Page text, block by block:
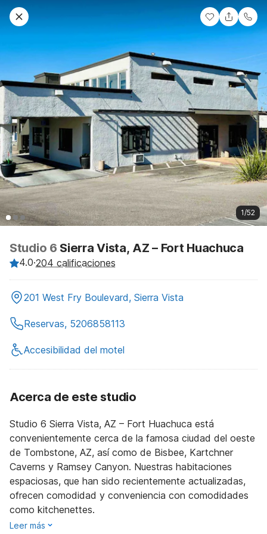
1/52
Studio 6 Sierra Vista, AZ – Fort Huachuca
4.0·204 calificaciones
201 West Fry Boulevard, Sierra Vista
Reservas, 5206858113
Accesibilidad del motel
Acerca de este studio
Studio 6 Sierra Vista, AZ – Fort Huachuca está
convenientemente cerca de la famosa ciudad del oeste
de Tombstone, AZ, así como de Bisbee, Kartchner
Caverns y Ramsey Canyon. Nuestras habitaciones
espaciosas, que han sido recientemente actualizadas,
ofrecen comodidad y conveniencia con comodidades
como kitchenettes.
Leer más